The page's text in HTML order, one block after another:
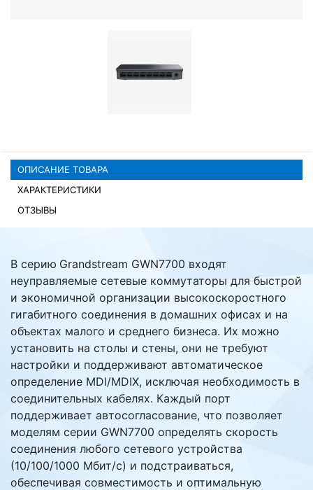
ОПИСАНИЕ ТОВАРА
ХАРАКТЕРИСТИКИ
ОТЗЫВЫ
В серию Grandstream GWN7700 входят
неуправляемые сетевые коммутаторы для быстрой
и экономичной организации высокоскоростного
гигабитного соединения в домашних офисах и на
объектах малого и среднего бизнеса. Их можно
установить на столы и стены, они не требуют
настройки и поддерживают автоматическое
определение MDI/MDIX, исключая необходимость в
соединительных кабелях. Каждый порт
поддерживает автосогласование, что позволяет
моделям серии GWN7700 определять скорость
соединения любого сетевого устройства
(10/100/1000 Мбит/с) и подстраиваться,
обеспечивая совместимость и оптимальную